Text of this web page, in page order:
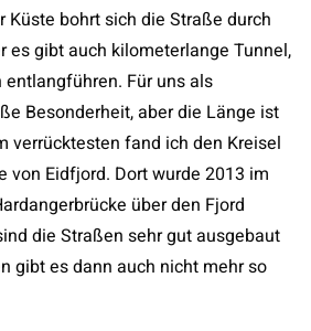
Küste bohrt sich die Straße durch
es gibt auch kilometerlange Tunnel,
Für uns als
Besonderheit, aber die Länge ist
verrücktesten fand ich den Kreisel
von Eidfjord. Dort wurde 2013 im
über den Fjord
die Straßen sehr gut ausgebaut
gibt es dann auch nicht mehr so